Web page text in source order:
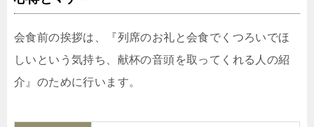
会食前の挨拶は、『列席のお礼と会食でくつろいでほ
しいという気持ち、献杯の音頭を取ってくれる人の紹
介』のために行います。